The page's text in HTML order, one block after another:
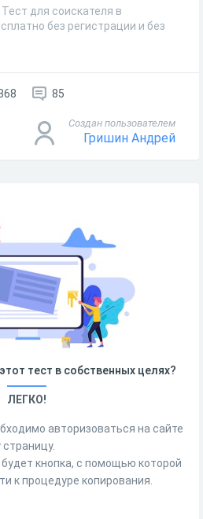
для соискателя в
без регистрации и без
85
Создан пользователем
Гришин Андрей
тест в собственных целях?
ЛЕГКО!
авторизоваться на сайте
будет кнопка, с помощью которой
к процедуре копирования.